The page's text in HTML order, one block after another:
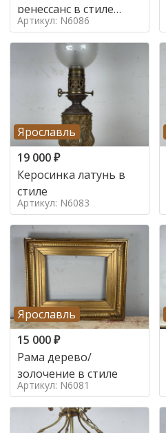
ренессанс в стиле
ренессанс,
Артикул: N6086
Ярославль
19 000₽
Керосинка латунь в
стиле
Артикул: N6083
Ярославль
15 000₽
Рама дерево/
золочение в стиле
Артикул: N6081